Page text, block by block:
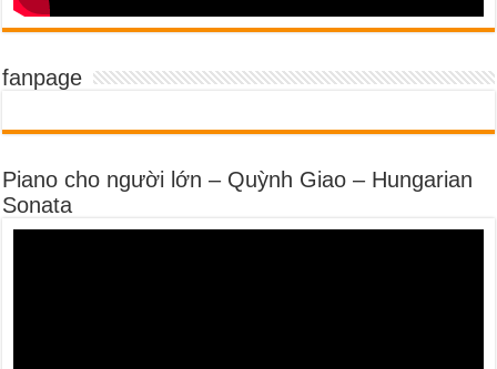
fanpage
Piano cho người lớn – Quỳnh Giao – Hungarian
Sonata